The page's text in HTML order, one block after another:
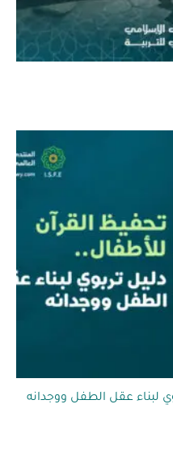
لبناء عقل الطفل ووجدانه